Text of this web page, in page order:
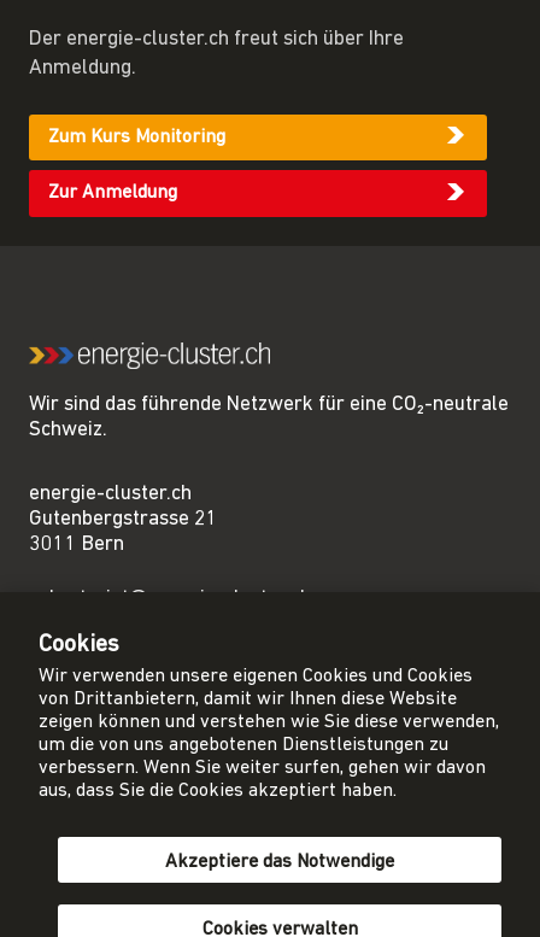
Der energie-cluster.ch freut sich über Ihre
Anmeldung.
Zum Kurs Monitoring
Zur Anmeldung
Wir sind das führende Netzwerk für eine CO₂-neutrale
Schweiz.
energie-cluster.ch
Gutenbergstrasse 21
3011 Bern
sekretariat@energie-cluster.ch
Privacy Policy
Impressum
AGB
Mitglied werden
Newsletter abonnieren
Cookies
Wir verwenden unsere eigenen Cookies und Cookies
von Drittanbietern, damit wir Ihnen diese Website
zeigen können und verstehen wie Sie diese verwenden,
um die von uns angebotenen Dienstleistungen zu
verbessern. Wenn Sie weiter surfen, gehen wir davon
aus, dass Sie die Cookies akzeptiert haben.
Akzeptiere das Notwendige
Cookies verwalten